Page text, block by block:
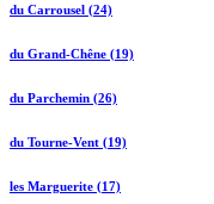
du Carrousel (24)
du Grand-Chêne (19)
du Parchemin (26)
du Tourne-Vent (19)
les Marguerite (17)